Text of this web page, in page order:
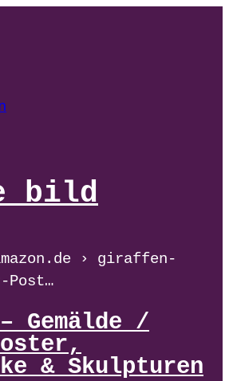
bild
› giraffen-
Post…
Gemälde /
& Skulpturen